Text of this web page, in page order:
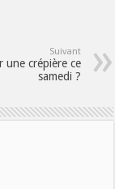
Suivant
une crépière ce
samedi ?